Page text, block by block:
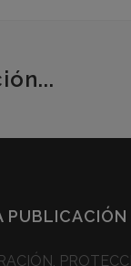
PUBLICACIÓN